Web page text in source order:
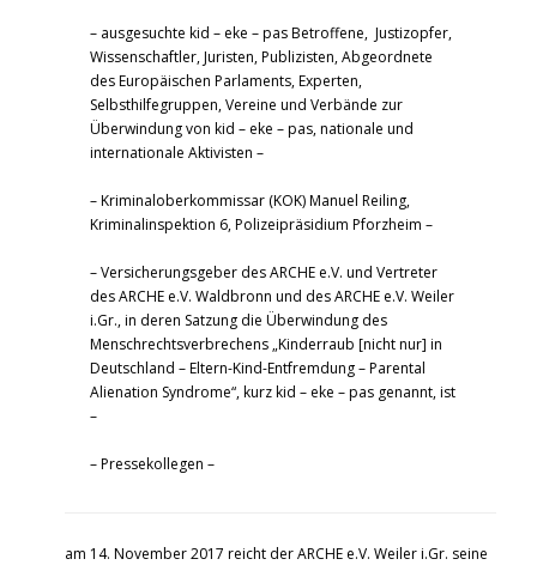
– ausgesuchte kid – eke – pas Betroffene, Justizopfer,
Wissenschaftler, Juristen, Publizisten, Abgeordnete
des Europäischen Parlaments, Experten,
Selbsthilfegruppen, Vereine und Verbände zur
Überwindung von kid – eke – pas, nationale und
internationale Aktivisten –
– Kriminaloberkommissar (KOK) Manuel Reiling,
Kriminalinspektion 6, Polizeipräsidium Pforzheim –
– Versicherungsgeber des ARCHE e.V. und Vertreter
des ARCHE e.V. Waldbronn und des ARCHE e.V. Weiler
i.Gr., in deren Satzung die Überwindung des
Menschrechtsverbrechens „Kinderraub [nicht nur] in
Deutschland – Eltern-Kind-Entfremdung – Parental
Alienation Syndrome“, kurz kid – eke – pas genannt, ist
–
– Pressekollegen –
am 14. November 2017 reicht der ARCHE e.V. Weiler i.Gr. seine